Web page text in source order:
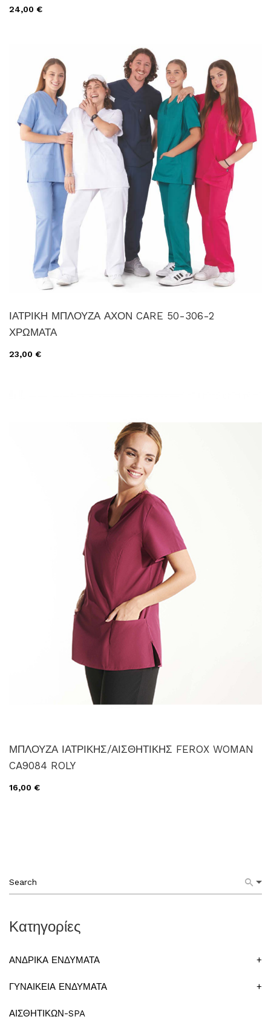
Κατηγορίες
ΑΝΔΡΙΚΑ ΕΝΔΥΜΑΤΑ +
ΓΥΝΑΙΚΕΙΑ ΕΝΔΥΜΑΤΑ +
ΑΙΣΘΗΤΙΚΩΝ-SPA
24,00 €
ΙΑΤΡΙΚΗ ΜΠΛΟΥΖΑ ΑΧΟΝ CARE 50-306-2
ΧΡΩΜΑΤΑ
23,00 €
ΜΠΛΟΥΖΑ ΙΑΤΡΙΚΗΣ/ΑΙΣΘΗΤΙΚΗΣ FEROX WOMAN
CA9084 ROLY
16,00 €